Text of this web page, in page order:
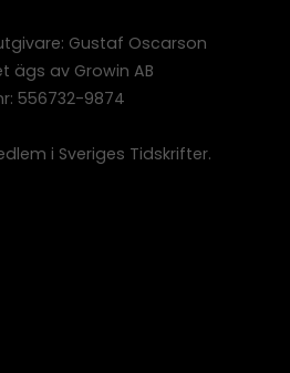
Gustaf Oscarson
ägs av Growin AB
556732-9874
i Sveriges Tidskrifter.